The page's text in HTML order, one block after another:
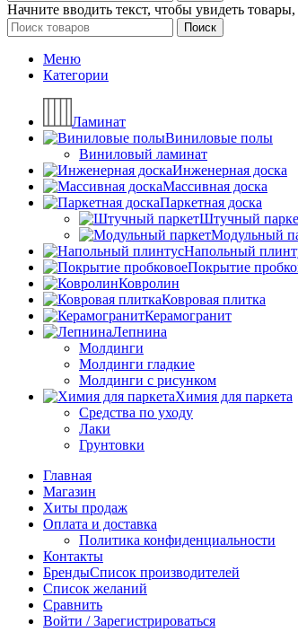
Начните вводить текст, чтобы увидеть
Поиск
Меню
Категории
Ламинат
Виниловые полы
Виниловый ламинат
Инженерная доска
Массивная доска
Паркетная доска
Штучный
Модульный
Напольный
Покрытие
Ковролин
Ковровая плитка
Керамогранит
Лепнина
Молдинги
Молдинги гладкие
Молдинги с рисунком
Химия для паркета
Средства по уходу
Лаки
Грунтовки
Главная
Магазин
Хиты продаж
Оплата и доставка
Политика конфиденциальности
Контакты
БрендыСписок производителей
Список желаний
Сравнить
Войти / Зарегистрироваться